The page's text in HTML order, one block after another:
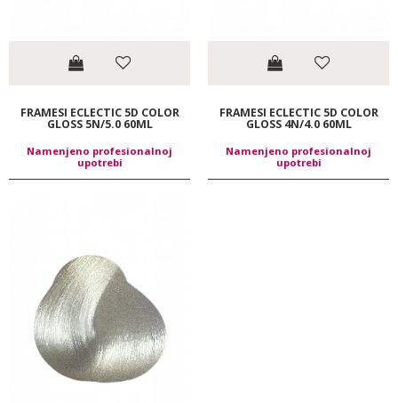
FRAMESI ECLECTIC 5D COLOR
GLOSS 5N/5.0 60ML
Namenjeno profesionalnoj
upotrebi
FRAMESI ECLECTIC 5D COLOR
GLOSS 4N/4.0 60ML
Namenjeno profesionalnoj
upotrebi